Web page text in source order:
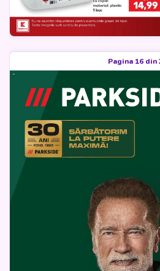
Pagina 16 din